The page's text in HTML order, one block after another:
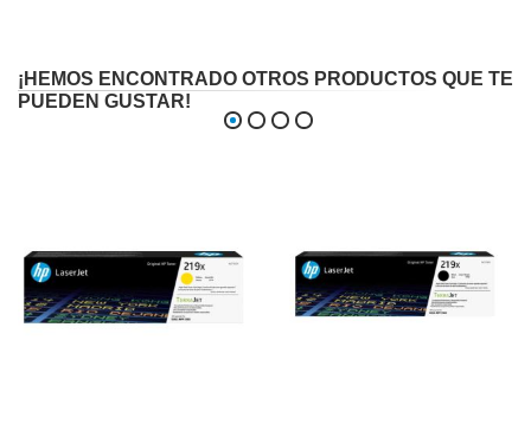
¡HEMOS ENCONTRADO OTROS PRODUCTOS QUE TE
PUEDEN GUSTAR!